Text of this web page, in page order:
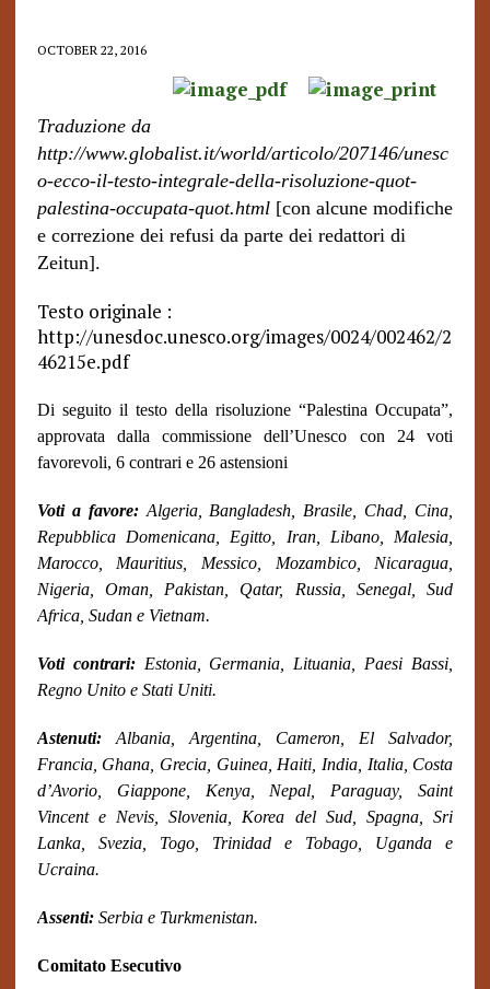
OCTOBER 22, 2016
Traduzione da
http://www.globalist.it/world/articolo/207146/unesc
o-ecco-il-testo-integrale-della-risoluzione-quot-
palestina-occupata-quot.html [con alcune modifiche
e correzione dei refusi da parte dei redattori di
Zeitun].
Testo originale :
http://unesdoc.unesco.org/images/0024/002462/2
46215e.pdf
Di seguito il testo della risoluzione “Palestina Occupata”,
approvata dalla commissione dell’Unesco con 24 voti
favorevoli, 6 contrari e 26 astensioni
Voti a favore:Algeria, Bangladesh, Brasile, Chad, Cina,
Repubblica Domenicana, Egitto, Iran, Libano, Malesia,
Marocco, Mauritius, Messico, Mozambico, Nicaragua,
Nigeria, Oman, Pakistan, Qatar, Russia, Senegal, Sud
Africa, Sudan e Vietnam.
Voti contrari:Estonia, Germania, Lituania, Paesi Bassi,
Regno Unito e Stati Uniti.
Astenuti:Albania, Argentina, Cameron, El Salvador,
Francia, Ghana, Grecia, Guinea, Haiti, India, Italia, Costa
d’Avorio, Giappone, Kenya, Nepal, Paraguay, Saint
Vincent e Nevis, Slovenia, Korea del Sud, Spagna, Sri
Lanka, Svezia, Togo, Trinidad e Tobago, Uganda e
Ucraina.
Assenti:Serbia e Turkmenistan.
Comitato Esecutivo